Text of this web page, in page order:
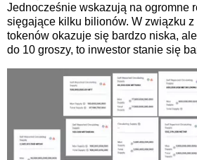
Jednocześnie wskazują na ogromne
sięgające kilku bilionów. W związku
tokenów okazuje się bardzo niska,
do 10 groszy, to inwestor stanie się